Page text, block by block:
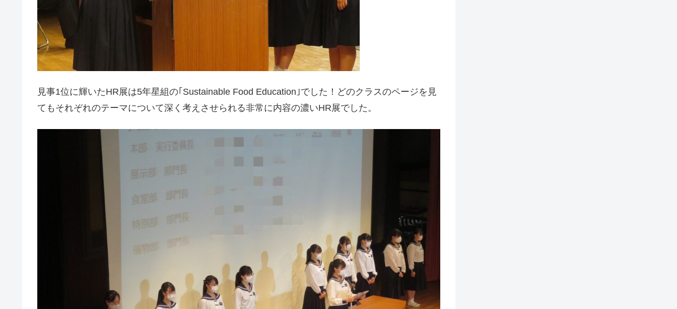
見事1位に輝いたHR展は5年星組の｢Sustainable Food Education｣でした！どのクラスのページを見
てもそれぞれのテーマについて深く考えさせられる非常に内容の濃いHR展でした。